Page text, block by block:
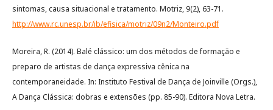
sintomas, causa situacional e tratamento. Motriz, 9(2), 63-71.
http://www.rc.unesp.br/ib/efisica/motriz/09n2/Monteiro.pdf
Moreira, R. (2014). Balé clássico: um dos métodos de formação e
preparo de artistas de dança expressiva cênica na
contemporaneidade. In: Instituto Festival de Dança de Joinville (Orgs.),
A Dança Clássica: dobras e extensões (pp. 85-90). Editora Nova Letra.